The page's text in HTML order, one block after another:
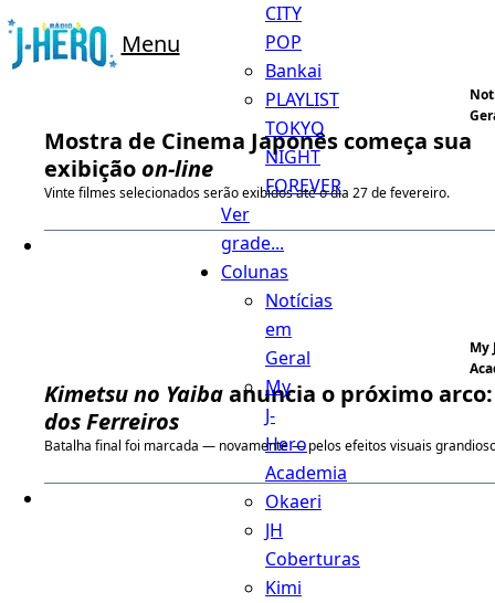
Menu
CITY
POP
Bankai
PLAYLIST
TOKYO
NIGHT
FOREVER
Ver
grade...
Colunas
Notícias
em
Geral
My
J-
Hero
Academia
Okaeri
JH
Coberturas
Kimi
Mostra de Cinema Japonês começa sua
exibiçãoon-line
Vinte filmes selecionados serão exibidos até o dia 27 de fevereiro.
My
Kimetsu no Yaibaanuncia o próximo
dos Ferreiros
Batalha final foi marcada — novamente — pelos efeitos visuais